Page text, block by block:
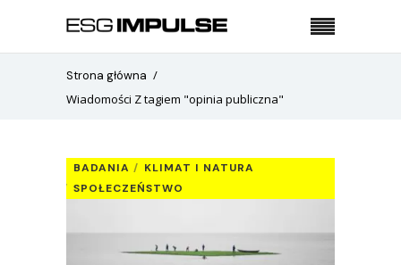
Strona główna
Wiadomości Z tagiem "opinia publiczna"
BADANIA
KLIMAT I NATURA
SPOŁECZEŃSTWO